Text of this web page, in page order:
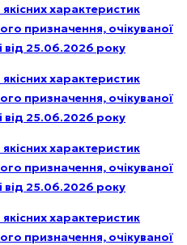
характеристик
призначення, очікуваної
від 25.06.2026 року
характеристик
призначення, очікуваної
від 25.06.2026 року
характеристик
призначення, очікуваної
від 25.06.2026 року
характеристик
призначення, очікуваної